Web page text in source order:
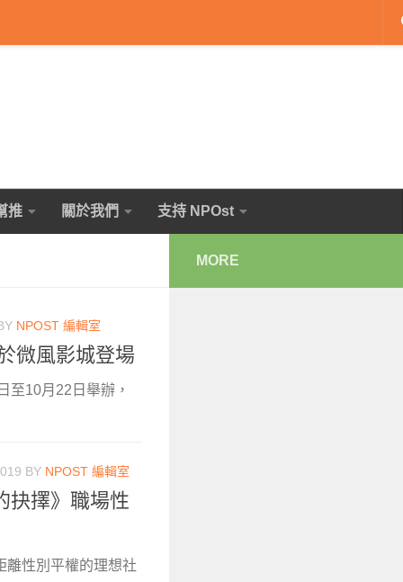
推 關於我們 支持 NPOst
NPOST 編輯室
微風影城登場
至10月22日舉辦，
BY NPOST 編輯室
抉擇》職場性
離性別平權的理想社
MORE